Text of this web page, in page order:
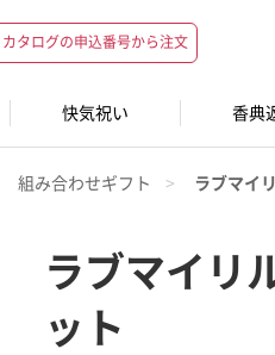
カタログの申込番号から注文
快気祝い 香典
組み合わせギフト ラブマイ
ラブマイリ
ット